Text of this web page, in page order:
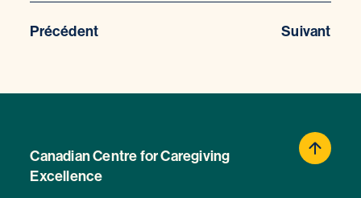
Précédent Suivant
Canadian Centre for Caregiving
Excellence